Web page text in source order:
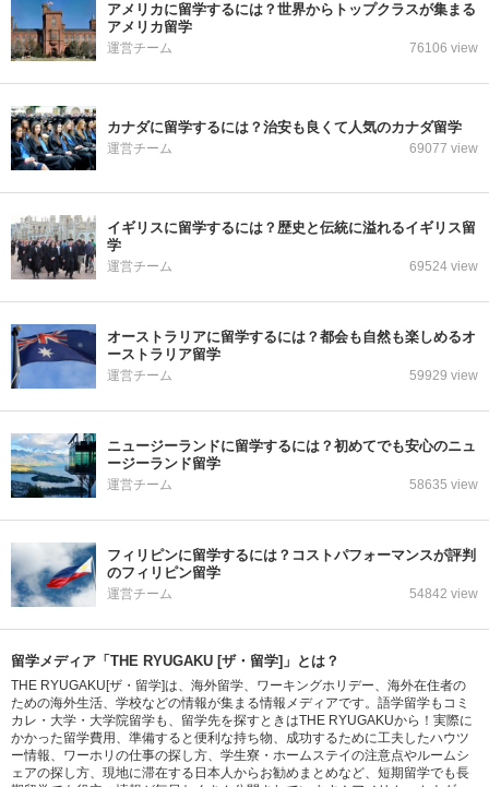
アメリカに留学するには？世界からトップクラスが集まる
アメリカ留学
運営チーム 76106 view
カナダに留学するには？治安も良くて人気のカナダ留学
運営チーム 69077 view
イギリスに留学するには？歴史と伝統に溢れるイギリス留
学
運営チーム 69524 view
オーストラリアに留学するには？都会も自然も楽しめるオ
ーストラリア留学
運営チーム 59929 view
ニュージーランドに留学するには？初めてでも安心のニュ
ージーランド留学
運営チーム 58635 view
フィリピンに留学するには？コストパフォーマンスが評判
のフィリピン留学
運営チーム 54842 view
留学メディア「THE RYUGAKU [ザ・留学]」とは？
THE RYUGAKU[ザ・留学]は、海外留学、ワーキングホリデー、海外在住者の
ための海外生活、学校などの情報が集まる情報メディアです。語学留学もコミ
カレ・大学・大学院留学も、留学先を探すときはTHE RYUGAKUから！実際に
かかった留学費用、準備すると便利な持ち物、成功するために工夫したハウツ
ー情報、ワーホリの仕事の探し方、学生寮・ホームステイの注意点やルームシ
ェアの探し方、現地に滞在する日本人からお勧めまとめなど、短期留学でも長